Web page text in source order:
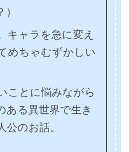
キャラを急に変え
めちゃむずかしい
ことに悩みながら
ある異世界で生き
公のお話。